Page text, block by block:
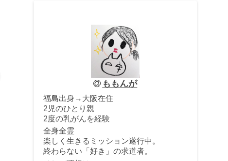
ももんが
福島出身→大阪在住
2児のひとり親
2度の乳がんを経験
全身全霊
楽しく生きるミッション遂行中。
終わらない「好き」の求道者。